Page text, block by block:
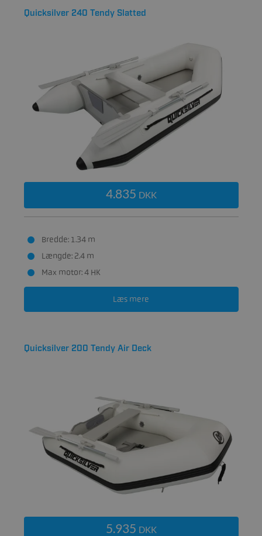
Quicksilver 240 Tendy Slatted
4.835 DKK
Bredde: 1.34 m
Længde: 2.4 m
Max motor: 4 HK
Læs mere
Quicksilver 200 Tendy Air Deck
5.935 DKK